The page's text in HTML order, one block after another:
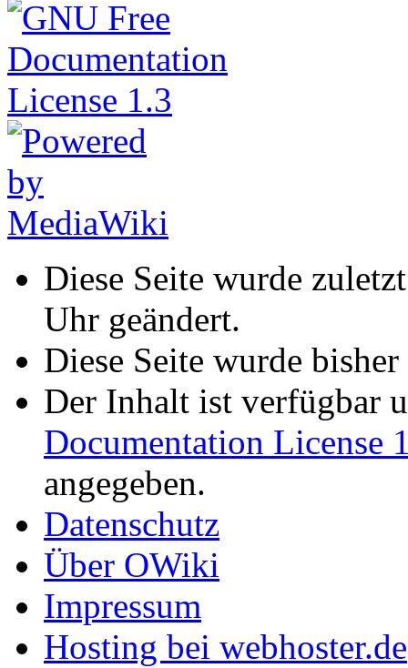
Diese Seite wurde
Uhr geändert.
Diese Seite wurde
Der Inhalt ist verfügbar
Documentation License
angegeben.
Datenschutz
Über OWiki
Impressum
Hosting bei webhoster.de